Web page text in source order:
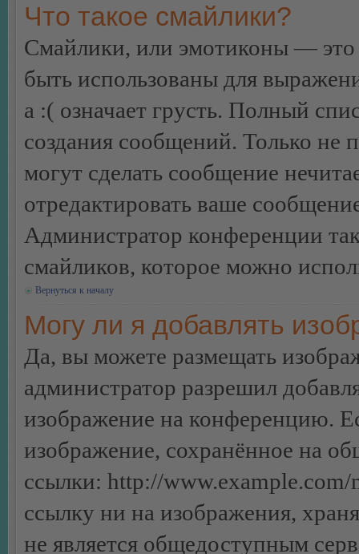
Что такое смайлики?
Смайлики, или эмотиконы — это
быть использованы для
а :( означает грусть. Полный
создания сообщений. Только не
могут сделать сообщение
отредактировать ваше
Администратор конференции
смайликов, которое можно
Вернуться к началу
Могу ли я добавлять
Да, вы можете размещать
администратор разрешил
изображение на конференцию.
изображение, сохранённое на
ссылки: http://
ссылку ни на изображения,
не является общедоступным